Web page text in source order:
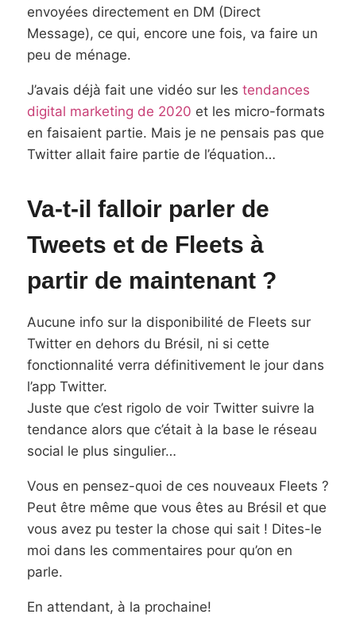
envoyées directement en DM (Direct
Message), ce qui, encore une fois, va faire un
peu de ménage.
J’avais déjà fait une vidéo sur les tendances
digital marketing de 2020 et les micro-formats
en faisaient partie. Mais je ne pensais pas que
Twitter allait faire partie de l’équation…
Va-t-il falloir parler de
Tweets et de Fleets à
partir de maintenant ?
Aucune info sur la disponibilité de Fleets sur
Twitter en dehors du Brésil, ni si cette
fonctionnalité verra définitivement le jour dans
l’app Twitter.
Juste que c’est rigolo de voir Twitter suivre la
tendance alors que c’était à la base le réseau
social le plus singulier…
Vous en pensez-quoi de ces nouveaux Fleets ?
Peut être même que vous êtes au Brésil et que
vous avez pu tester la chose qui sait ! Dites-le
moi dans les commentaires pour qu’on en
parle.
En attendant, à la prochaine!